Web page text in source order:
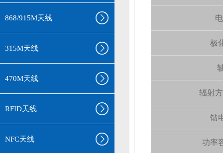
868/915M天线
315M天线
470M天线
RFID天线
NFC天线
极
辐射
馈
功率